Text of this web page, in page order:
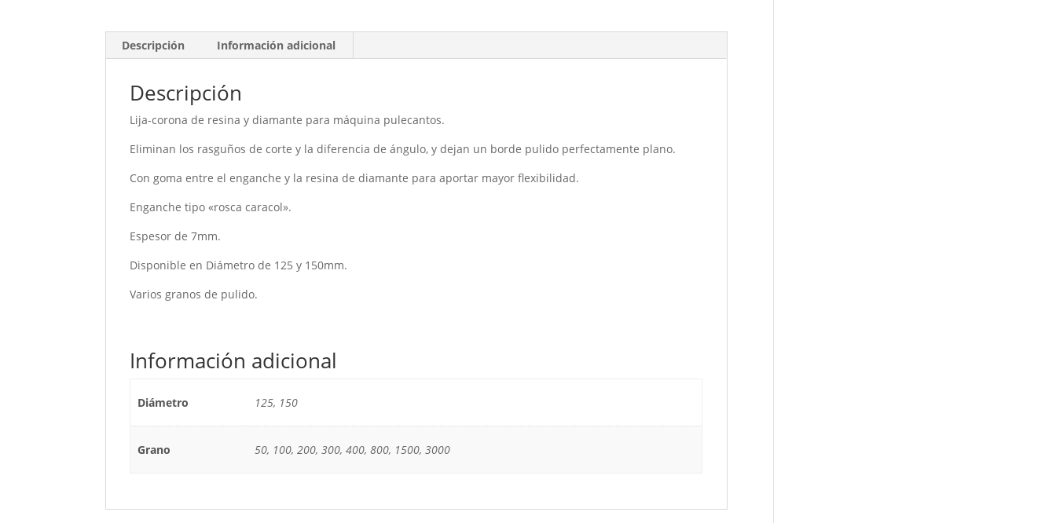
Descripción Información adicional
Descripción
Lija-corona de resina y diamante para máquina pulecantos.
Eliminan los rasguños de corte y la diferencia de ángulo, y dejan un borde pulido perfectamente plano.
Con goma entre el enganche y la resina de diamante para aportar mayor flexibilidad.
Enganche tipo «rosca caracol».
Espesor de 7mm.
Disponible en Diámetro de 125 y 150mm.
Varios granos de pulido.
Información adicional
Diámetro 125, 150
Grano 50, 100, 200, 300, 400, 800, 1500, 3000